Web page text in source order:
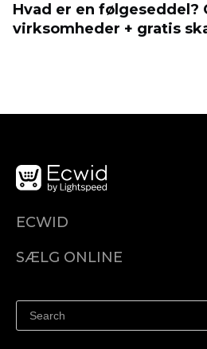
Hvad er en følgeseddel?
virksomheder + gratis
ECWID
Pris
SÆLG ONLINE
Sælg på Facebook
Sælg på Instagram